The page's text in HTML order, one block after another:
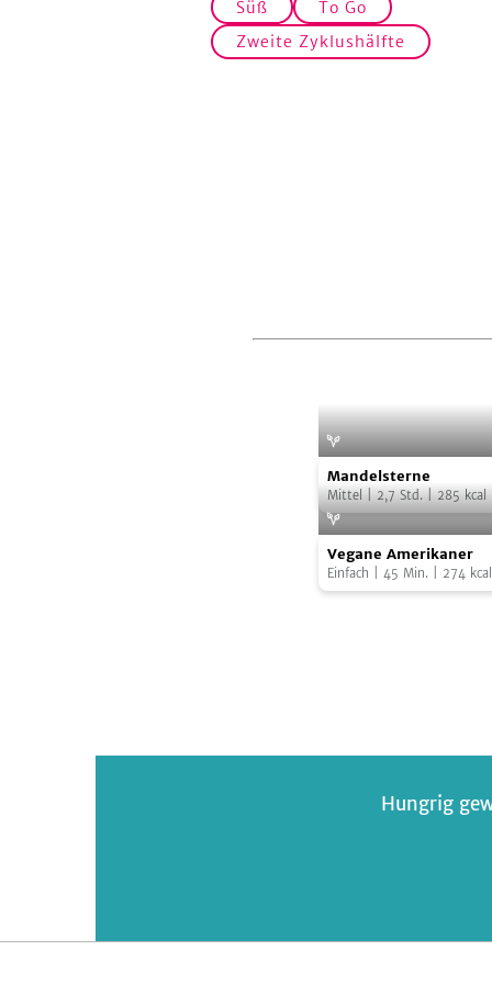
Süß
To Go
Zweite Zyklushälfte
Mandelsterne
Mandelsterne
Mittel 2,7 Std.| 285 kcal
Vegane
Amerikaner
Vegane Amerikaner
Einfach 45 Min. 274kcal
Hungrig